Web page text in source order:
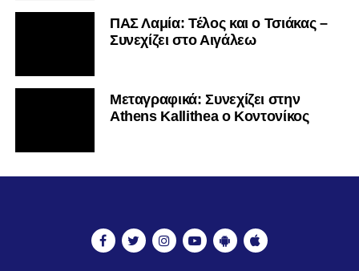
ΠΑΣ Λαμία: Τέλος και ο Τσιάκας –
Συνεχίζει στο Αιγάλεω
Mεταγραφικά: Συνεχίζει στην
Athens Kallithea ο Κοντονίκος